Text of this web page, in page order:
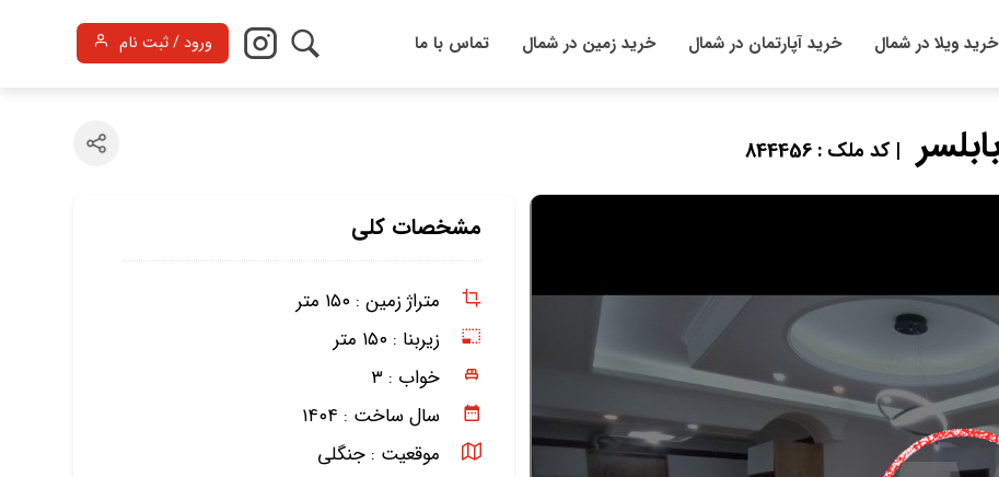
خرید ویلا در شمال خرید آپارتمان در شمال خرید زمین در شمال تماس با ما ورود / ثبت نام
| کد ملک : 844456
مشخصات کلی
متراژ زمین : ۱۵۰ متر
زیربنا : ۱۵۰ متر
خواب : ۳
سال ساخت : ۱۴۰۴
موقعیت : جنگلی